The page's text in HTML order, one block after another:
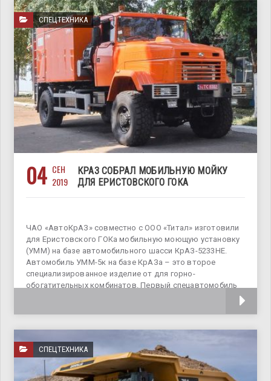
СПЕЦТЕХНИКА
04 СЕН
2019
КРАЗ СОБРАЛ МОБИЛЬНУЮ МОЙКУ
ДЛЯ ЕРИСТОВСКОГО ГОКА
ЧАО «АвтоКрАЗ» совместно с ООО «Титал» изготовили
для Еристовского ГОКа мобильную моющую установку
(УММ) на базе автомобильного шасси КрАЗ-5233НЕ.
Автомобиль УММ-5к на базе КрАЗа – это второе
специализированное изделие от для горно-
обогатительных комбинатов. Первый спецавтомобиль
СПЕЦТЕХНИКА